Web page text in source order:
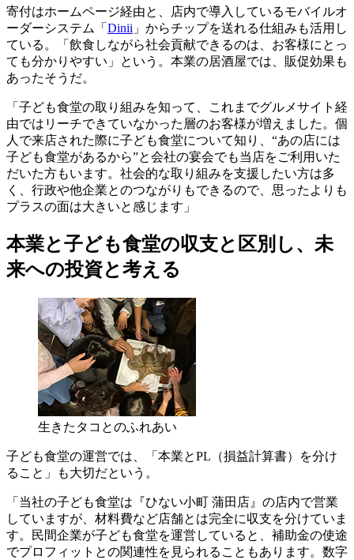
寄付はホームページ経由と、店内で導入しているモバイルオ
ーダーシステム「 Dinii 」からチップを送れる仕組みも活用し
ている。「飲食しながら社会貢献できるのは、お客様にとっ
ても分かりやすい」という。本業の居酒屋では、販促効果も
あったそうだ。
「子ども食堂の取り組みを知って、これまでグルメサイト経
由ではリーチできていなかった層のお客様が増えました。個
人で来店された際に子ども食堂について知り、“あの店には
子ども食堂があるから”と会社の宴会でも当店をご利用いた
だいた方もいます。社会的な取り組みを支援したい方は多
く、行政や他企業とのつながりもできるので、思ったよりも
プラスの面は大きいと感じます」
本業と子ども食堂の収支と区別し、未
来への投資と考える
生きたタコとのふれあい
子ども食堂の運営では、「本業とPL（損益計算書）を分け
ること」も大切だという。
「当社の子ども食堂は『ひない小町 蒲田店』の店内で営業
していますが、材料費など店舗とは完全に収支を分けていま
す。民間企業が子ども食堂を運営していると、補助金の使途
でプロフィットとの関連性を見られることもあります。数字